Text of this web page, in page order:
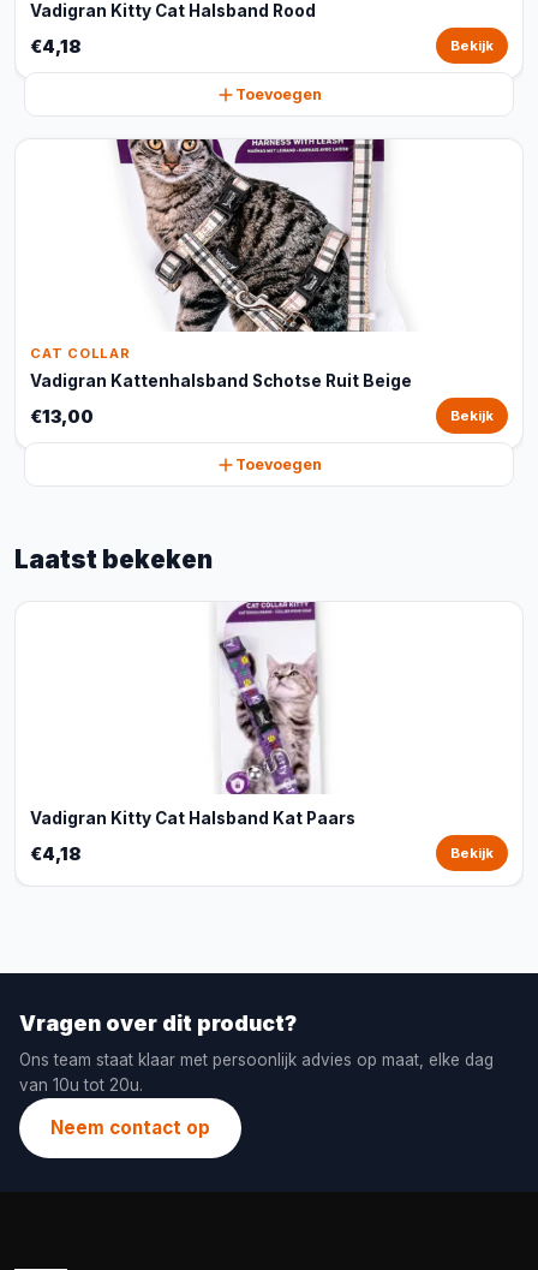
Vadigran Kitty Cat Halsband Rood
€4,18 Bekijk
Toevoegen
CAT COLLAR
Vadigran Kattenhalsband Schotse Ruit Beige
€13,00 Bekijk
Toevoegen
Laatst bekeken
Vadigran Kitty Cat Halsband Kat Paars
€4,18 Bekijk
Vragen over dit product?
Ons team staat klaar met persoonlijk advies op maat, elke dag
van 10u tot 20u.
Neem contact op